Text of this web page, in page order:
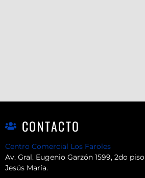
CONTACTO
Centro Comercial Los Faroles
Av. Gral. Eugenio Garzón 1599, 2do piso
Jesús María.